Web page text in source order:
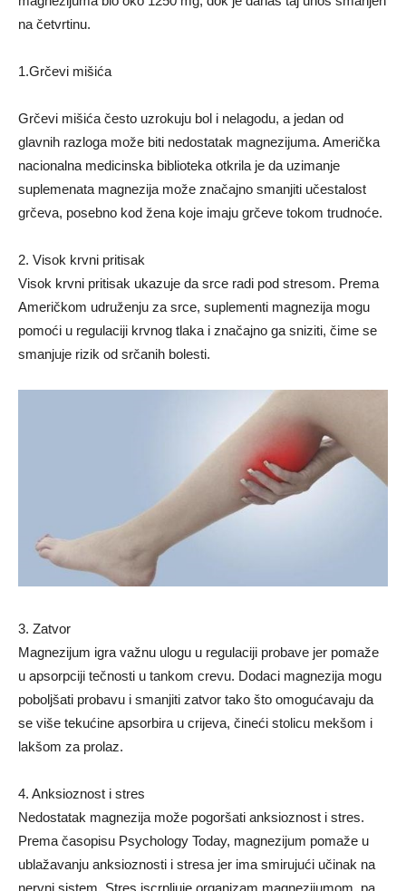
na četvrtinu.
1.Grčevi mišića
Grčevi mišića često uzrokuju bol i nelagodu, a jedan od
glavnih razloga može biti nedostatak magnezijuma. Američka
nacionalna medicinska biblioteka otkrila je da uzimanje
suplemenata magnezija može značajno smanjiti učestalost
grčeva, posebno kod žena koje imaju grčeve tokom trudnoće.
2. Visok krvni pritisak
Visok krvni pritisak ukazuje da srce radi pod stresom. Prema
Američkom udruženju za srce, suplementi magnezija mogu
pomoći u regulaciji krvnog tlaka i značajno ga sniziti, čime se
smanjuje rizik od srčanih bolesti.
3. Zatvor
Magnezijum igra važnu ulogu u regulaciji probave jer pomaže
u apsorpciji tečnosti u tankom crevu. Dodaci magnezija mogu
poboljšati probavu i smanjiti zatvor tako što omogućavaju da
se više tekućine apsorbira u crijeva, čineći stolicu mekšom i
lakšom za prolaz.
4. Anksioznost i stres
Nedostatak magnezija može pogoršati anksioznost i stres.
Prema časopisu Psychology Today, magnezijum pomaže u
ublažavanju anksioznosti i stresa jer ima smirujući učinak na